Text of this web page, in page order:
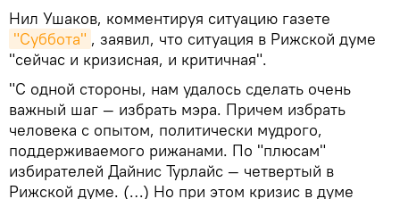
Нил Ушаков, комментируя ситуацию газете
"Суббота" , заявил, что ситуация в Рижской думе
"сейчас и кризисная, и критичная".
"С одной стороны, нам удалось сделать очень
важный шаг — избрать мэра. Причем избрать
человека с опытом, политически мудрого,
поддерживаемого рижанами. По "плюсам"
избирателей Дайнис Турлайс — четвертый в
Рижской думе. (…) Но при этом кризис в думе